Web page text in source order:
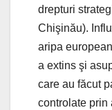
drepturi
Chişinău).
aripa
a extins şi
care au făcut
controlate prin